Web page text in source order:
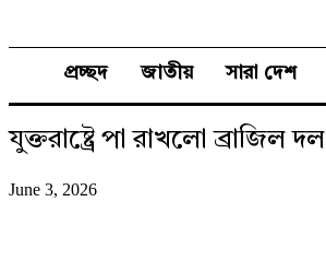
প্রচ্ছদ জাতীয় সারা দেশ
যুক্তরাষ্ট্রে পা রাখলো ব্রাজিল দল
June 3, 2026